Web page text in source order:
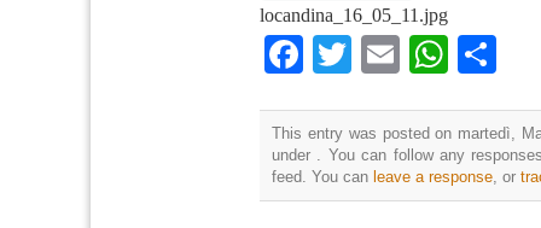
locandina_16_05_11.jpg
Facebook
TwitterEmail
This entry was posted on martedì,
under . You can follow any
feed. You can leave a response , or